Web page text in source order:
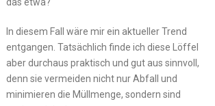
In diesem Fall wäre mir ein aktueller Trend
entgangen. Tatsächlich finde ich diese Löffel
aber durchaus praktisch und gut aus sinnvoll,
denn sie vermeiden nicht nur Abfall und
minimieren die Müllmenge, sondern sind